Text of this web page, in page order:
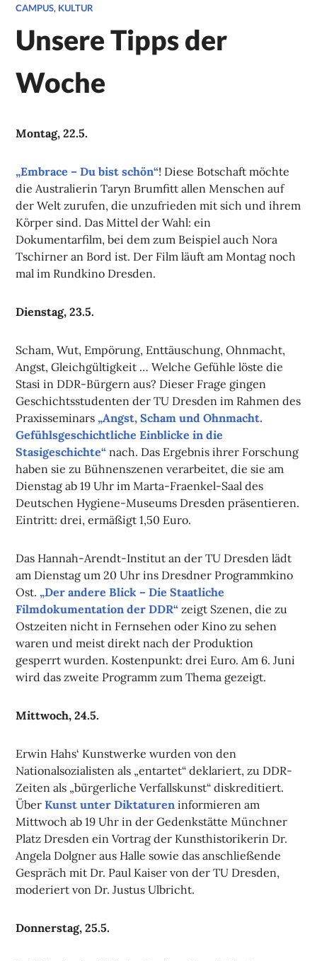
CAMPUS, KULTUR
Unsere Tipps der
Woche
Montag, 22.5.
„Embrace – Du bist schön“! Diese Botschaft möchte
die Australierin Taryn Brumfitt allen Menschen auf
der Welt zurufen, die unzufrieden mit sich und ihrem
Körper sind. Das Mittel der Wahl: ein
Dokumentarfilm, bei dem zum Beispiel auch Nora
Tschirner an Bord ist. Der Film läuft am Montag noch
mal im Rundkino Dresden.
Dienstag, 23.5.
Scham, Wut, Empörung, Enttäuschung, Ohnmacht,
Angst, Gleichgültigkeit … Welche Gefühle löste die
Stasi in DDR-Bürgern aus? Dieser Frage gingen
Geschichtsstudenten der TU Dresden im Rahmen des
Praxisseminars„Angst, Scham und Ohnmacht.
Gefühlsgeschichtliche Einblicke in die
Stasigeschichte“ nach. Das Ergebnis ihrer Forschung
haben sie zu Bühnenszenen verarbeitet, die sie am
Dienstag ab 19 Uhr im Marta-Fraenkel-Saal des
Deutschen Hygiene-Museums Dresden präsentieren.
Eintritt: drei, ermäßigt 1,50 Euro.
Das Hannah-Arendt-Institut an der TU Dresden lädt
am Dienstag um 20 Uhr ins Dresdner Programmkino
Ost.„Der andere Blick – Die Staatliche
Filmdokumentation der DDR“ zeigt Szenen, die zu
Ostzeiten nicht in Fernsehen oder Kino zu sehen
waren und meist direkt nach der Produktion
gesperrt wurden. Kostenpunkt: drei Euro. Am 6. Juni
wird das zweite Programm zum Thema gezeigt.
Mittwoch, 24.5.
Erwin Hahs‘ Kunstwerke wurden von den
Nationalsozialisten als „entartet“ deklariert, zu DDR-
Zeiten als „bürgerliche Verfallskunst“ diskreditiert.
ÜberKunst unter Diktaturen informieren am
Mittwoch ab 19 Uhr in der Gedenkstätte Münchner
Platz Dresden ein Vortrag der Kunsthistorikerin Dr.
Angela Dolgner aus Halle sowie das anschließende
Gespräch mit Dr. Paul Kaiser von der TU Dresden,
moderiert von Dr. Justus Ulbricht.
Donnerstag, 25.5.